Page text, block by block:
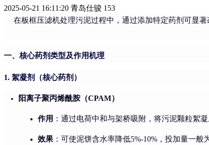
2025-05-21 16:11:20 青岛仕骏 153
在板框压滤机处理污泥过程中，通过添加特定药剂可显著
一、核心药剂类型及作用机理
1. 絮凝剂（核心药剂）
阳离子聚丙烯酰胺（CPAM）
作用 ：通过电荷中和与架桥吸附，将污泥颗粒絮
效果 ：可使泥饼含水率降低5%-10%，投加量一般